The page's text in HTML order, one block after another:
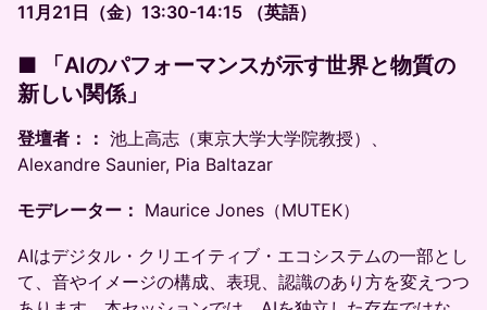
11月21日（金）13:30-14:15 （英語）
■ 「AIのパフォーマンスが示す世界と物質の
新しい関係」
登壇者：： 池上高志（東京大学大学院教授）、
Alexandre Saunier, Pia Baltazar
モデレーター： Maurice Jones（MUTEK）
AIはデジタル・クリエイティブ・エコシステムの一部とし
て、音やイメージの構成、表現、認識のあり方を変えつつ